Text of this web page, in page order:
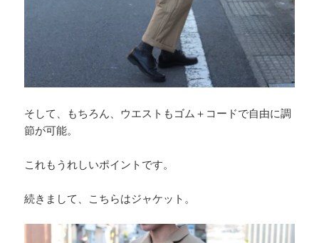
そして、もちろん、ウエストもゴム＋コードで自由に調
節が可能。
これもうれしいポイントです。
続きまして、こちらはジャケット。